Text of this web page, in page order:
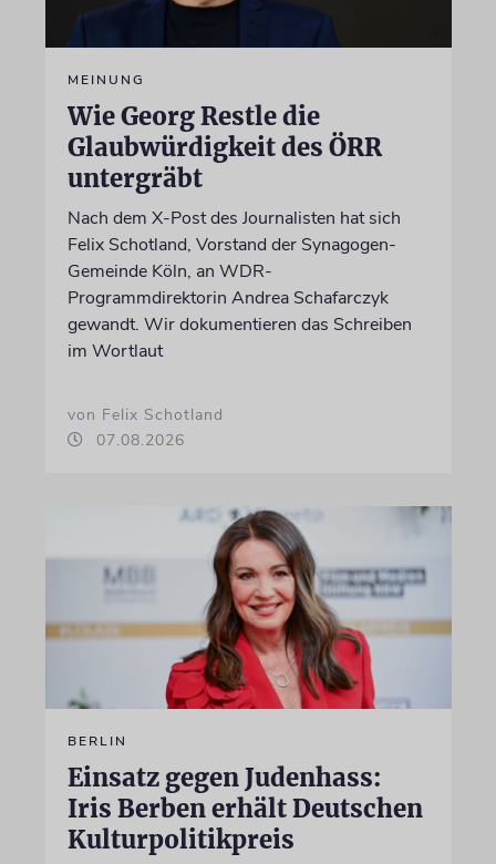
MEINUNG
Wie Georg Restle die
Glaubwürdigkeit des ÖRR
untergräbt
Nach dem X-Post des Journalisten hat sich
Felix Schotland, Vorstand der Synagogen-
Gemeinde Köln, an WDR-
Programmdirektorin Andrea Schafarczyk
gewandt. Wir dokumentieren das Schreiben
im Wortlaut
von Felix Schotland
07.08.2026
BERLIN
Einsatz gegen Judenhass:
Iris Berben erhält Deutschen
Kulturpolitikpreis